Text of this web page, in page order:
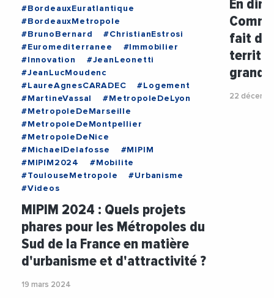
#BordeauxEuratlantique
#BordeauxMetropole
#BrunoBernard
#ChristianEstrosi
#Euromediterranee
#Immobilier
#Innovation
#JeanLeonetti
#JeanLucMoudenc
#LaureAgnesCARADEC
#Logement
#MartineVassal
#MetropoleDeLyon
#MetropoleDeMarseille
#MetropoleDeMontpellier
#MetropoleDeNice
#MichaelDelafosse
#MIPIM
#MIPIM2024
#Mobilite
#ToulouseMetropole
#Urbanisme
#Videos
MIPIM 2024 : Quels projets
phares pour les Métropoles du
Sud de la France en matière
d'urbanisme et d'attractivité ?
19 mars 2024
En
fait
22